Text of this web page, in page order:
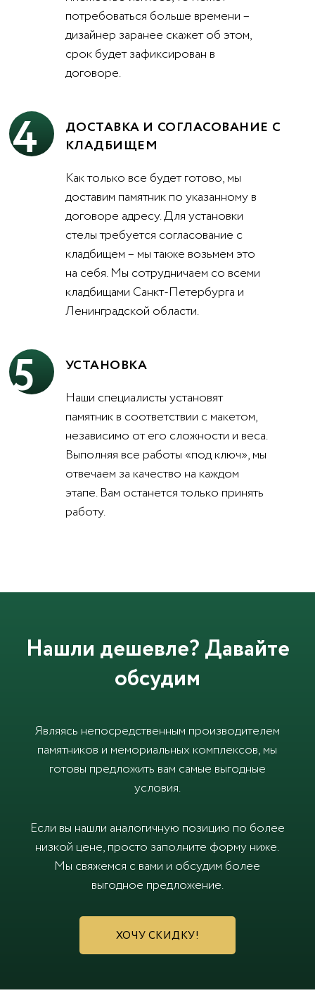
потребоваться больше времени –
дизайнер заранее скажет об этом,
срок будет зафиксирован в
договоре.
4
ДОСТАВКА И СОГЛАСОВАНИЕ С
КЛАДБИЩЕМ
Как только все будет готово, мы
доставим памятник по указанному в
договоре адресу. Для установки
стелы требуется согласование с
кладбищем – мы также возьмем это
на себя. Мы сотрудничаем со всеми
кладбищами Санкт-Петербурга и
Ленинградской области.
5
УСТАНОВКА
Наши специалисты установят
памятник в соответствии с макетом,
независимо от его сложности и веса.
Выполняя все работы «под ключ», мы
отвечаем за качество на каждом
этапе. Вам останется только принять
работу.
Нашли дешевле? Давайте
обсудим
Являясь непосредственным производителем
памятников и мемориальных комплексов, мы
готовы предложить вам самые выгодные
условия.
Если вы нашли аналогичную позицию по более
низкой цене, просто заполните форму ниже.
Мы свяжемся с вами и обсудим более
выгодное предложение.
ХОЧУ СКИДКУ!